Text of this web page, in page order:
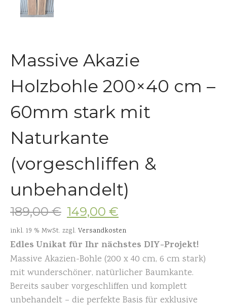
Massive Akazie
Holzbohle 200×40 cm –
60mm stark mit
Naturkante
(vorgeschliffen &
unbehandelt)
189,00€ 149,00 €
inkl. 19 % MwSt. zzgl. Versandkosten
Edles Unikat für Ihr nächstes DIY-Projekt!
Massive Akazien-Bohle (200 x 40 cm, 6 cm stark)
mit wunderschöner, natürlicher Baumkante.
Bereits sauber vorgeschliffen und komplett
unbehandelt – die perfekte Basis für exklusive